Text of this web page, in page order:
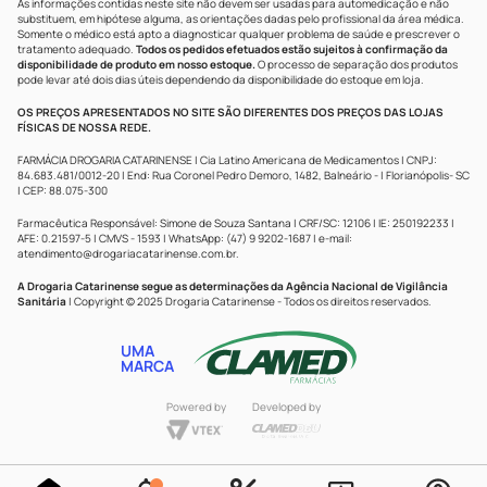
As informações contidas neste site não devem ser usadas para automedicação e não
substituem, em hipótese alguma, as orientações dadas pelo profissional da área médica.
Somente o médico está apto a diagnosticar qualquer problema de saúde e prescrever o
tratamento adequado. Todos os pedidos efetuados estão sujeitos à confirmação da
disponibilidade de produto em nosso estoque.O processo de separação dos produtos
pode levar até dois dias úteis dependendo da disponibilidade do estoque em loja.
OS PREÇOS APRESENTADOS NO SITE SÃO DIFERENTES DOS PREÇOS DAS LOJAS
FÍSICAS DE NOSSA REDE.
FARMÁCIA DROGARIA CATARINENSE | Cia Latino Americana de Medicamentos | CNPJ:
84.683.481/0012-20 | End: Rua Coronel Pedro Demoro, 1482, Balneário - | Florianópolis- SC
| CEP: 88.075-300
Farmacêutica Responsável: Simone de Souza Santana | CRF/SC: 12106 | IE: 250192233 |
AFE: 0.21597-5 | CMVS - 1593 | WhatsApp: (47) 9 9202-1687 | e-mail:
atendimento@drogariacatarinense.com.br.
A Drogaria Catarinense segue as determinações da Agência Nacional de Vigilância
Sanitária | Copyright © 2025 Drogaria Catarinense - Todos os direitos reservados.
UMA
MARCA
Powered by Developed by